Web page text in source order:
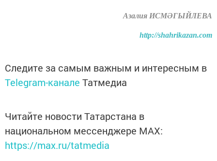
Азалия ИСМӘГЫЙЛЕВА
http://shahrikazan.com
Следите за самым важным и интересным в
Telegram-канале Татмедиа
Читайте новости Татарстана в
национальном мессенджере MАХ:
https://max.ru/tatmedia